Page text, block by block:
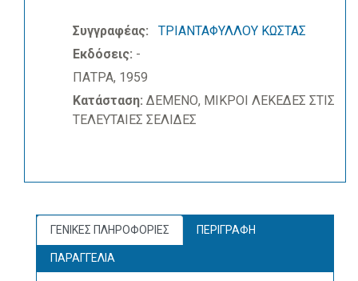
Συγγραφέας:
ΤΡΙΑΝΤΑΦΥΛΛΟΥ ΚΩΣΤΑΣ
Εκδόσεις: -
ΠΑΤΡΑ, 1959
Κατάσταση: ΔΕΜΕΝΟ, ΜΙΚΡΟΙ ΛΕΚΕΔΕΣ ΣΤΙΣ
ΤΕΛΕΥΤΑΙΕΣ ΣΕΛΙΔΕΣ
ΓΕΝΙΚΕΣ ΠΛΗΡΟΦΟΡΙΕΣ ΠΕΡΙΓΡΑΦΗ
ΠΑΡΑΓΓΕΛΙΑ